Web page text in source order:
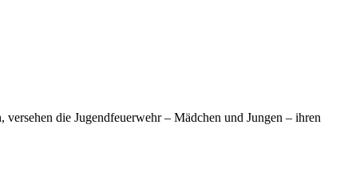
die Jugendfeuerwehr – Mädchen und Jungen – ihren